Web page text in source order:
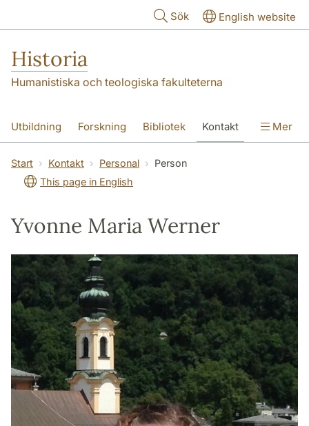
Sök English website
Historia
Humanistiska och teologiska fakulteterna
Utbildning Forskning Bibliotek Kontakt
Om oss
Mer
Start Kontakt Personal
Person
This page in English
Yvonne Maria Werner